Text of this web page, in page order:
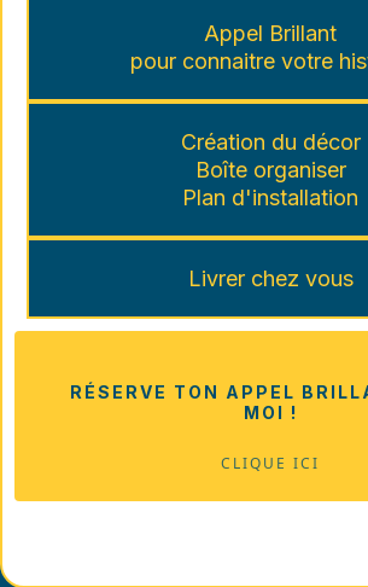
Appel Brillant
pour connaitre votre
Création du décor
Boîte organiser
Plan d'installation
Livrer chez vous
RÉSERVE TON APPEL
MOI !
CLIQUE ICI